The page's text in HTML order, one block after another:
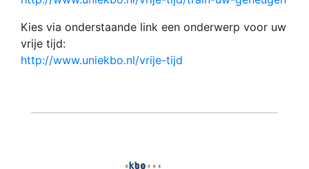
Kies via onderstaande link een onderwerp voor uw
vrije tijd:
http://www.uniekbo.nl/vrije-tijd